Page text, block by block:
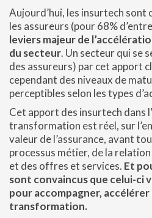
Aujourd’hui, les insurtech sont
les assureurs (pour 68%
leviers majeur de
du secteur. Un secteur qui se
des assureurs) par cet apport
cependant des niveaux de
perceptibles selon les types
Cet apport des insurtech dans
transformation est réel, sur
valeur de l’assurance, avant
processus métier, de la
et des offres et services. Et
sont convaincus que celui-ci
pour accompagner,
transformation.